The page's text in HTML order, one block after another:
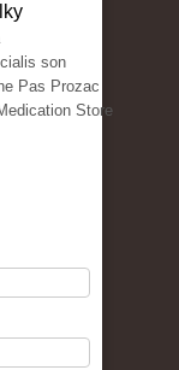
son
Pas Prozac
Store